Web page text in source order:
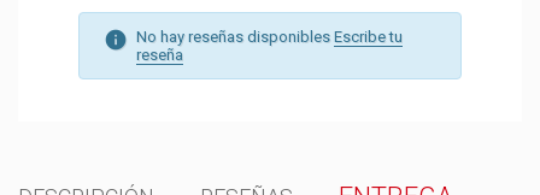
No hay reseñas disponibles Escribe tu
reseña